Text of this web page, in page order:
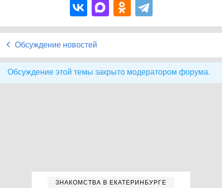
Обсуждение новостей
Обсуждение этой темы закрыто модератором форума.
ЗНАКОМСТВА В ЕКАТЕРИНБУРГЕ